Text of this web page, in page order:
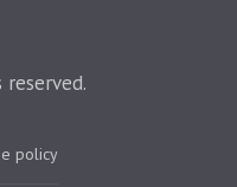
policy